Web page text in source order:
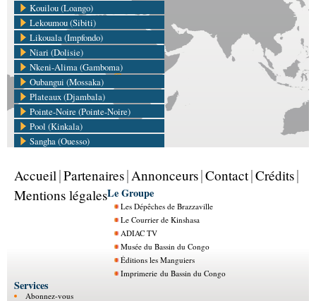
Kouilou (Loango)
Lekoumou (Sibiti)
Likouala (Impfondo)
Niari (Dolisie)
Nkeni-Alima (Gamboma)
Oubangui (Mossaka)
Plateaux (Djambala)
Pointe-Noire (Pointe-Noire)
Pool (Kinkala)
Sangha (Ouesso)
Accueil Partenaires Annonceurs Contact Crédits
Mentions légalesLe Groupe
Les Dépêches de Brazzaville
Le Courrier de Kinshasa
ADIAC TV
Musée du Bassin du Congo
Éditions les Manguiers
Imprimerie du Bassin du Congo
Services
Abonnez-vous